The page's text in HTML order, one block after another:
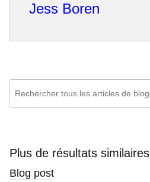
Jess Boren
search
blogs
Plus de résultats similaires
Blog post